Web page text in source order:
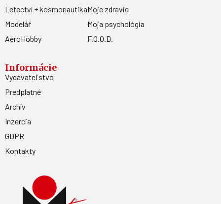
Letectví + kosmonautika
Modelář
AeroHobby
Moje zdravie
Moja psychológia
F.O.O.D.
Informácie
Vydavateľstvo
Predplatné
Archív
Inzercia
GDPR
Kontakty